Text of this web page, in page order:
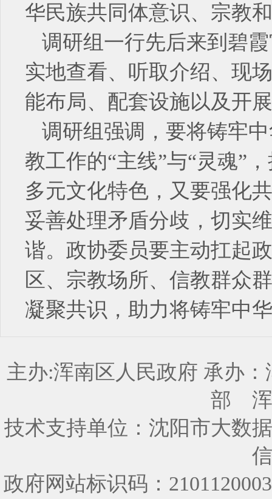
华民族共同体意识、宗教
调研组一行先后来到碧
实地查看、听取介绍、现
能布局、配套设施以及开
调研组强调，要将铸牢
教工作的“主线”与“灵魂”
多元文化特色，又要强化
妥善处理矛盾分歧，切实
谐。政协委员要主动扛起
区、宗教场所、信教群众
凝聚共识，助力将铸牢中
主办:浑南区人民政府 承办
部
技术支持单位：沈阳市大数
政府网站标识码：